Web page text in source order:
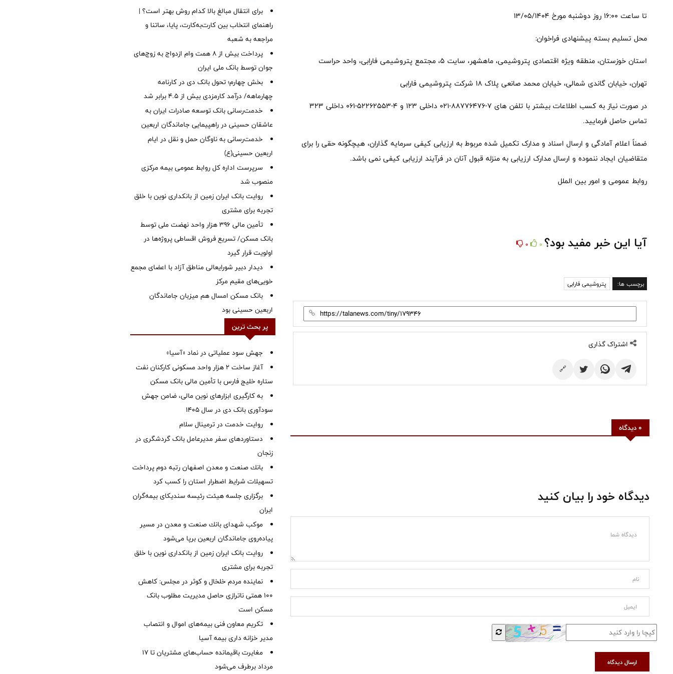
تا ساعت ۱۶:۰۰ روز دوشنبه مورخ ۱۳/۰۵/۱۴۰۴
محل تسلیم بسته پیشنهادی فراخوان:
استان خوزستان، منطقه ویژه اقتصادی پتروشیمی، ماهشهر، سایت ۵، مجتمع پتروشیمی فارابی، واحد حراست
تهران، خیابان گاندی شمالی، خیابان محمد صانعی پلاک ۱۸ شرکت پتروشیمی فارابی
در صورت نیاز به کسب اطلاعات بیشتر با تلفن های ۷-۸۸۷۷۶۴۷۶-۰۲۱ داخلی ۱۲۳ و ۴-۵۲۲۶۲۵۵۳-۰۶۱ داخلی ۳۲۳
تماس حاصل فرمایید.
ضمناً اعلام آمادگی و ارسال اسناد و مدارک تکمیل شده مربوط به ارزیابی کیفی سرمایه گذاران، هیچگونه حقی را برای
متقاضیان ایجاد ننموده و ارسال مدارک ارزیابی به منزله قبول آنان در فرآیند ارزیابی کیفی نمی باشد.
روابط عمومی و امور بین الملل
آیا این خبر مفید بود؟ 0
0
برچسب ها: پتروشیمی فارابی
اشتراک گذاری
🔗
0 دیدگاه
دیدگاه خود را بیان کنید
ارسال دیدگاه
برای انتقال مبالغ بالا کدام روش بهتر است؟ |
راهنمای انتخاب بین کارت‌به‌کارت، پایا، ساتنا و
مراجعه به شعبه
پرداخت بیش از ۸ همت وام ازدواج به زوج‌های
جوان توسط بانک ملی ایران
بخش چهارم؛ تحول بانک دی در کارنامه
چهارماهه/ درآمد کارمزدی بیش از ۴.۵ برابر شد
خدمت‌رسانی بانک توسعه صادرات ایران به
عاشقان حسینی در راهپیمایی جاماندگان اربعین
خدمت‌رسانی به ناوگان حمل و نقل در ایام
اربعین حسینی(ع)
سرپرست اداره کل روابط عمومی بیمه مرکزی
منصوب شد
روایت بانک ایران زمین از بانکداری نوین با خلق
تجربه برای مشتری
تأمین مالی ۳۹۶ هزار واحد نهضت ملی توسط
بانک مسکن/ تسریع فروش اقساطی پروژه‌ها در
اولویت قرار گیرد
دیدار دبیر شورایعالی مناطق آزاد با اعضای مجمع
خویی‌های مقیم مرکز
بانک مسکن امسال هم میزبان جاماندگان
اربعین حسینی بود
پر بحث ترین
جهش سود عملیاتی در نماد «آسیا»
آغاز ساخت ۲ هزار واحد مسکونی کارکنان نفت
ستاره خلیج فارس با تأمین مالی بانک مسکن
به کارگیری ابزارهای نوین مالی، ضامن جهش
سودآوری بانک دی در سال 1405
روایت خدمت در ترمینال سلام
دستاوردهای سفر مدیرعامل بانک گردشگری در
زنجان
بانك صنعت و معدن اصفهان رتبه دوم پرداخت
تسهیلات شرایط اضطرار استان را كسب كرد
برگزاری جلسه هیئت رئیسه سندیکای بیمه‌گران
ایران
موكب شهدای بانك صنعت و معدن در مسیر
پیاده‌روی جاماندگان اربعین برپا می‌شود
روایت بانک ایران زمین از بانکداری نوین با خلق
تجربه برای مشتری
نماینده مردم خلخال و کوثر در مجلس: کاهش
۱۰۰ همتی ناترازی حاصل مدیریت مطلوب بانک
مسکن است
تکریم معاون فنی بیمه‌های اموال و انتصاب
مدیر خزانه داری بیمه آسیا
مغایرت‌ باقیمانده حساب‌های مشتریان تا ۱۷
مرداد برطرف می‌شود